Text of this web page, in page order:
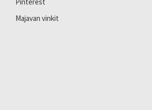
Majavan vinkit